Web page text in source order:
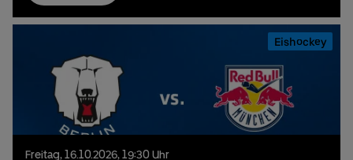
Eishockey
Freitag,16.10.2026,19:30 Uhr